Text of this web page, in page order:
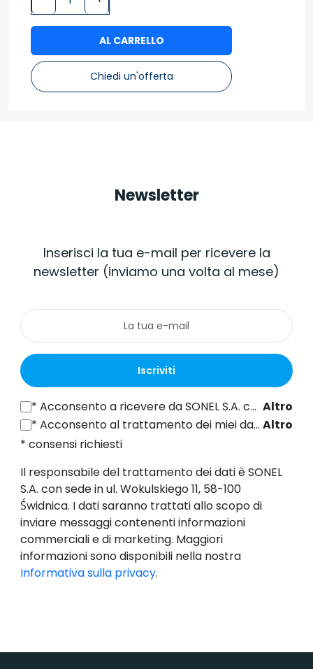
AL CARRELLO
Chiedi un'offerta
Newsletter
Inserisci la tua e-mail per ricevere la
newsletter (inviamo una volta al mese)
Iscriviti
*Acconsento a ricevere da SONEL S.A. con sede in ul. Wokulskiego 11, 58-100 Świdnica informazioni commerciali per via elettronica (all'indirizzo e-mail fornito) a fini di marketing, ai sensi dell'articolo 398 della legge del 12 luglio 2024 sul diritto delle comunicazioni elettroniche.
Altro
*Acconsento al trattamento dei miei dati personali (indirizzo e-mail) da parte di SONEL S.A. con sede in ul. Wokulskiego 11, 58-100 Świdnica, ai fini dell'invio di newsletter contenenti informazioni commerciali e di marketing, ai sensi dell'art. 6, comma 1, lettera a) del Regolamento generale sulla protezione dei dati (GDPR). Altro
* consensi richiesti
Il responsabile del trattamento dei dati è SONEL
S.A. con sede in ul. Wokulskiego 11, 58-100
Świdnica. I dati saranno trattati allo scopo di
inviare messaggi contenenti informazioni
commerciali e di marketing. Maggiori
informazioni sono disponibili nella nostra
Informativa sulla privacy.